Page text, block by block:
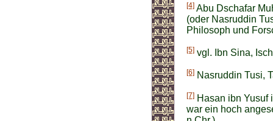
[4] Abu Dschafar
(oder Nasruddin
Philosoph und
[5] vgl. Ibn Sina,
[6] Nasruddin Tusi,
[7] Hasan ibn Yusuf
war ein hoch